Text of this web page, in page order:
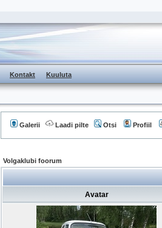
Kontakt Kuuluta
Galerii Laadi pilte Otsi Profiil
Volgaklubi foorum
Avatar